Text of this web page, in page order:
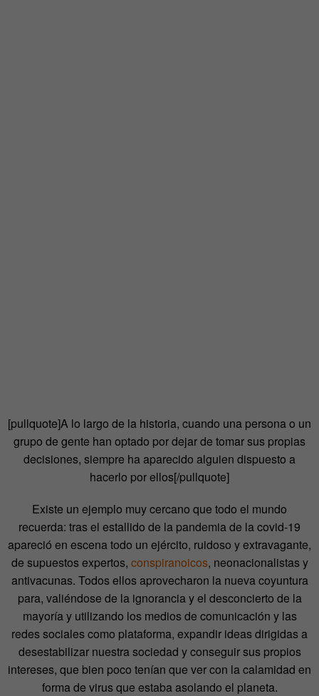
[pullquote]A lo largo de la historia, cuando una persona o un
grupo de gente han optado por dejar de tomar sus propias
decisiones, siempre ha aparecido alguien dispuesto a
hacerlo por ellos[/pullquote]
Existe un ejemplo muy cercano que todo el mundo
recuerda: tras el estallido de la pandemia de la covid-19
apareció en escena todo un ejército, ruidoso y extravagante,
de supuestos expertos, conspiranoicos, neonacionalistas y
antivacunas. Todos ellos aprovecharon la nueva coyuntura
para, valiéndose de la ignorancia y el desconcierto de la
mayoría y utilizando los medios de comunicación y las
redes sociales como plataforma, expandir ideas dirigidas a
desestabilizar nuestra sociedad y conseguir sus propios
intereses, que bien poco tenían que ver con la calamidad en
forma de virus que estaba asolando el planeta.